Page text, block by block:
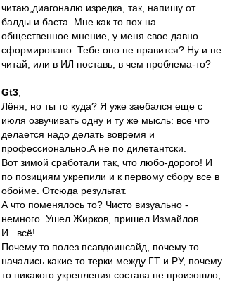
читаю,диагоналю изредка, так, напишу от
балды и баста. Мне как то пох на
общественное мнение, у меня свое давно
сформировано. Тебе оно не нравится? Ну и не
читай, или в ИЛ поставь, в чем проблема-то?
Gt3
Лёня, но ты то куда? Я уже заебался еще с
июля озвучивать одну и ту же мысль: все что
делается надо делать вовремя и
профессионально.А не по дилетантски.
Вот зимой сработали так, что любо-дорого! И
по позициям укрепили и к первому сбору все в
обойме. Отсюда результат.
А что поменялось то? Чисто визуально -
немного. Ушел Жирков, пришел Измайлов.
И...всё!
Почему то полез псавдоинсайд, почему то
начались какие то терки между ГТ и РУ, почему
то никакого укрепления состава не произошло,